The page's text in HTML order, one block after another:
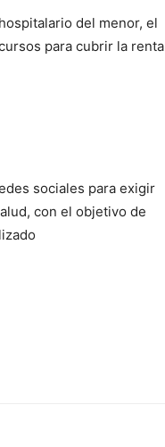
del menor, el
para cubrir la renta
sociales para exigir
con el objetivo de